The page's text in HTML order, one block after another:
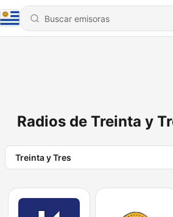
Radios de Treinta y
Treinta y Tres